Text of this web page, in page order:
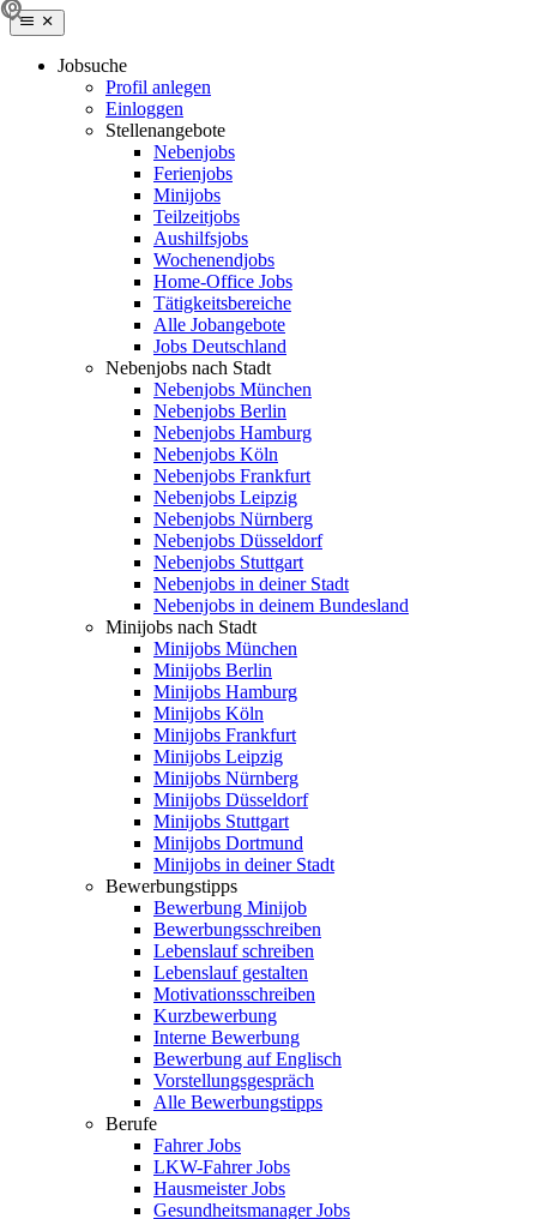
Jobsuche
Profil anlegen
Einloggen
Stellenangebote
Nebenjobs
Ferienjobs
Minijobs
Teilzeitjobs
Aushilfsjobs
Wochenendjobs
Home-Office Jobs
Tätigkeitsbereiche
Alle Jobangebote
Jobs Deutschland
Nebenjobs nach Stadt
Nebenjobs München
Nebenjobs Berlin
Nebenjobs Hamburg
Nebenjobs Köln
Nebenjobs Frankfurt
Nebenjobs Leipzig
Nebenjobs Nürnberg
Nebenjobs Düsseldorf
Nebenjobs Stuttgart
Nebenjobs in deiner Stadt
Nebenjobs in deinem Bundesland
Minijobs nach Stadt
Minijobs München
Minijobs Berlin
Minijobs Hamburg
Minijobs Köln
Minijobs Frankfurt
Minijobs Leipzig
Minijobs Nürnberg
Minijobs Düsseldorf
Minijobs Stuttgart
Minijobs Dortmund
Minijobs in deiner Stadt
Bewerbungstipps
Bewerbung Minijob
Bewerbungsschreiben
Lebenslauf schreiben
Lebenslauf gestalten
Motivationsschreiben
Kurzbewerbung
Interne Bewerbung
Bewerbung auf Englisch
Vorstellungsgespräch
Alle Bewerbungstipps
Berufe
Fahrer Jobs
LKW-Fahrer Jobs
Hausmeister Jobs
Gesundheitsmanager Jobs